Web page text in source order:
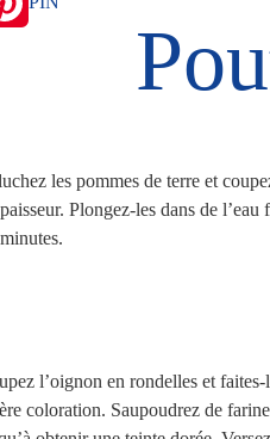
les pommes de terre et
Plongez-les dans de
l’oignon en rondelles et
coloration. Saupoudrez de